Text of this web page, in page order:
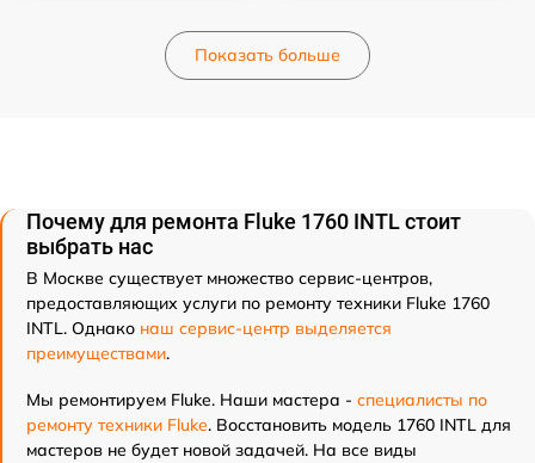
Показать больше
Почему для ремонта Fluke 1760 INTL стоит
выбрать нас
В Москве существует множество сервис-центров,
предоставляющих услуги по ремонту техники Fluke 1760
INTL. Однако наш сервис-центр выделяется
преимуществами.
Мы ремонтируем Fluke. Наши мастера - специалисты по
ремонту техники Fluke. Восстановить модель 1760 INTL для
мастеров не будет новой задачей. На все виды